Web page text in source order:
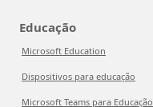
Educação
Microsoft Education
Dispositivos para educação
Microsoft Teams para Educação